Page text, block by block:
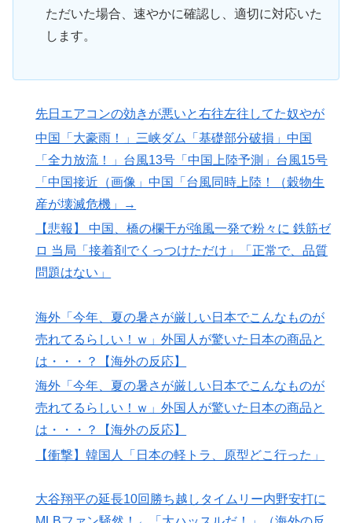
ただいた場合、速やかに確認し、適切に対応いた
します。
先日エアコンの効きが悪いと右往左往してた奴やが
中国「大豪雨！」三峡ダム「基礎部分破損」中国
「全力放流！」台風13号「中国上陸予測」台風15号
「中国接近（画像」中国「台風同時上陸！（穀物生
産が壊滅危機」→
【悲報】 中国、橋の欄干が強風一発で粉々に 鉄筋ゼ
ロ 当局「接着剤でくっつけただけ」「正常で、品質
問題はない」
海外「今年、夏の暑さが厳しい日本でこんなものが
売れてるらしい！ｗ」外国人が驚いた日本の商品と
は・・・？【海外の反応】
海外「今年、夏の暑さが厳しい日本でこんなものが
売れてるらしい！ｗ」外国人が驚いた日本の商品と
は・・・？【海外の反応】
【衝撃】韓国人「日本の軽トラ、原型どこ行った」
大谷翔平の延長10回勝ち越しタイムリー内野安打に